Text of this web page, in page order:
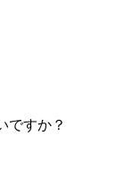
ですか？